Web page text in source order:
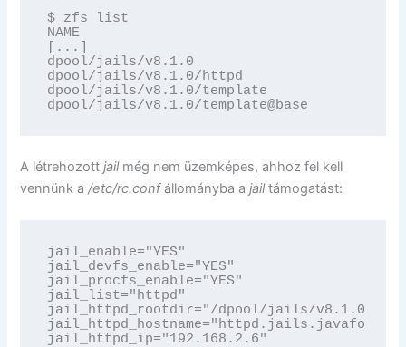
$ zfs list
NAME                                      USED
[...]
dpool/jails/v8.1.0
dpool/jails/v8.1.0/httpd                     0
dpool/jails/v8.1.0/template
dpool/jails/v8.1.0/template@base
A létrehozottjailmég nem üzemképes, ahhoz fel kell
vennünk a/etc/rc.confállományba ajailtámogatást:
jail_enable="YES"
jail_devfs_enable="YES"
jail_procfs_enable="YES"
jail_list="httpd"
jail_httpd_rootdir="/dpool/jails/v8.1.0/
jail_httpd_ip="192.168.2.6"